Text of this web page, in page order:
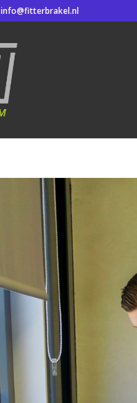
info@fitterbrakel.nl